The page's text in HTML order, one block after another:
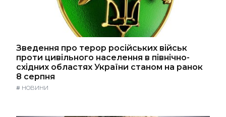
Зведення про терор російських військ
проти цивільного населення в північно-
східних областях України станом на ранок
8 серпня
# НОВИНИ